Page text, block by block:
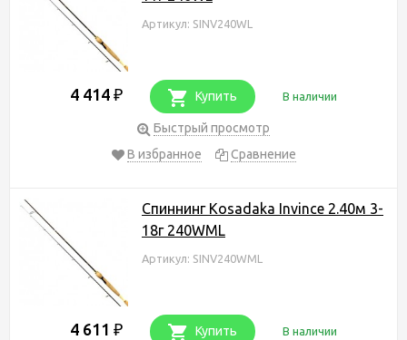
Артикул: SINV240WL
4 414 ₽ Купить В наличии
Быстрый просмотр
В избранное
Сравнение
Спиннинг Kosadaka Invince 2.40м 3-
18г 240WML
Артикул: SINV240WML
4 611 ₽ Купить В наличии